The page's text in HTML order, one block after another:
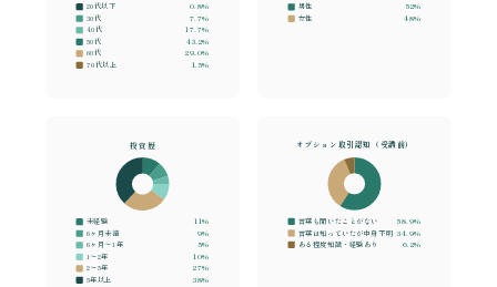
20代以下
0.8%
30代
7.7%
40代
17.7%
50代
43.2%
60代
29.0%
70代以上
1.5%
男性
52%
女性
48%
投資歴
未経験
11%
6ヶ月未満
9%
6ヶ月〜1年
5%
1〜2年
10%
2〜5年
27%
5年以上
38%
オプション取引認知（受講前）
言葉も聞いたことがない
58.9%
言葉は知っていたが中身不明 34.9%
ある程度知識・経験あり 6.2%